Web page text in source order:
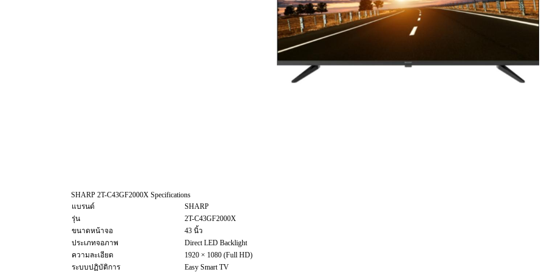
SHARP 2T-C43GF2000X Specifications
แบรนด์
SHARP
รุ่น
2T-C43GF2000X
ขนาดหน้าจอ
43 นิ้ว
ประเภทจอภาพ
Direct LED Backlight
ความละเอียด
1920 × 1080 (Full HD)
ระบบปฏิบัติการ
Easy Smart TV